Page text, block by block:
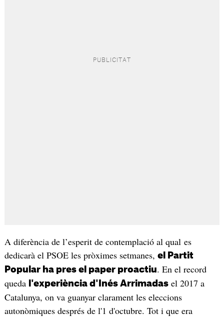
A diferència de l’esperit de contemplació al qual es
dedicarà el PSOE les pròximes setmanes, el Partit
Popular ha pres el paper proactiu. En el record
queda
l'experiència d'Inés Arrimadasel 2017 a
Catalunya, on va guanyar clarament les eleccions
autonòmiques després de l'1 d'octubre. Tot i que era